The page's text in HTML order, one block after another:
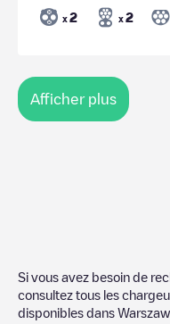
x 2 x 2
Afficher plus
Si vous avez besoin de
consultez tous les
disponibles dans